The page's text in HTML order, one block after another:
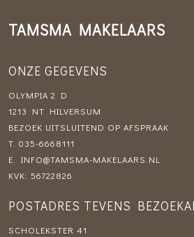
TAMSMA MAKELAARS
ONZE GEGEVENS
OLYMPIA 2 D
1213 NT HILVERSUM
BEZOEK UITSLUITEND OP AFSPRAAK
T. 035-6668111
E. INFO@TAMSMA-MAKELAARS.NL
KVK: 56722826
POSTADRES TEVENS
SCHOLEKSTER 41